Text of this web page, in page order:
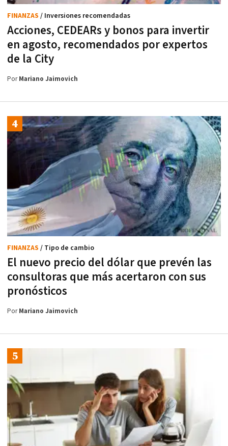
Acciones, CEDEARs y bonos para invertir
en agosto, recomendados por expertos
de la City
FINANZAS / Inversiones recomendadas
PorMariano Jaimovich
El nuevo precio del dólar que prevén las
consultoras que más acertaron con sus
pronósticos
FINANZAS / Tipo de cambio
PorMariano Jaimovich